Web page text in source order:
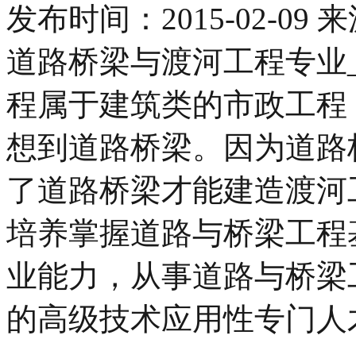
发布时间： 2015-02-09 来
道路桥梁与渡河工程专
程属于建筑类的市政工
想到道路桥梁。因为道
了道路桥梁才能建造渡
培养掌握道路与桥梁工
业能力，从事道路与桥
的高级技术应用性专门